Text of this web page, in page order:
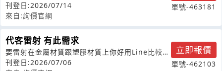
remarkin
刊登日:2026/07/14
來自:詢價官網
單號-463181
代客雷射 有此需求
要雷射在金屬材質跟塑膠材質上你好用Line比較能
與我聯繫上再麻煩了謝謝
刊登日:2026/07/06
立即報價
單號-462103